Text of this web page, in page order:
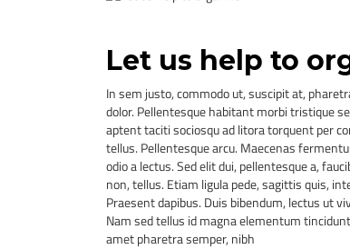
Let us help to
In sem justo, commodo ut, suscipit at,
dolor. Pellentesque habitant morbi tristique
aptent taciti sociosqu ad litora torquent per
tellus. Pellentesque arcu. Maecenas
odio a lectus. Sed elit dui, pellentesque a,
non, tellus. Etiam ligula pede, sagittis quis,
Praesent dapibus. Duis bibendum, lectus ut
Nam sed tellus id magna elementum
amet pharetra semper, nibh